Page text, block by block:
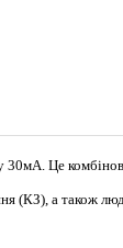
30мА. Це
(КЗ), а також